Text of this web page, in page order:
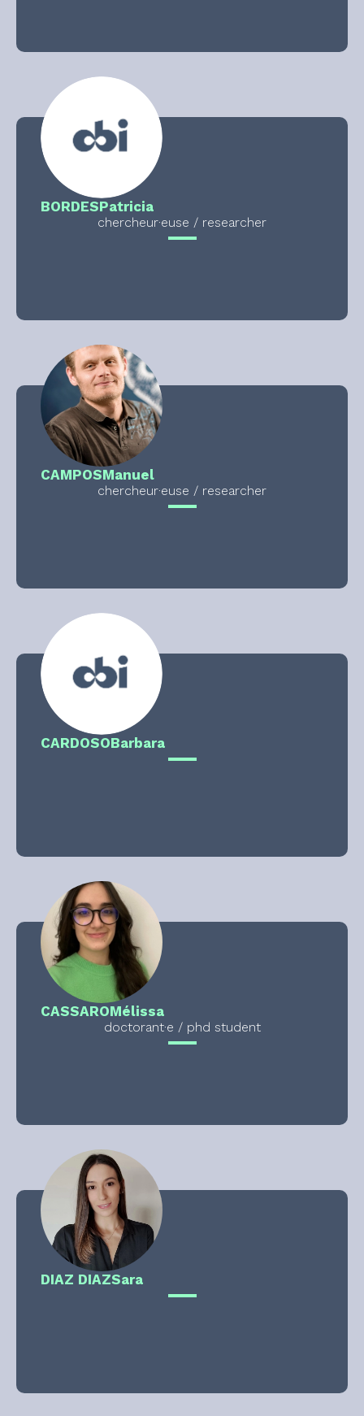
BORDESPatricia
chercheur·euse / researcher
CAMPOSManuel
chercheur·euse / researcher
CARDOSOBarbara
CASSAROMélissa
doctorant·e / phd student
DIAZ DIAZSara